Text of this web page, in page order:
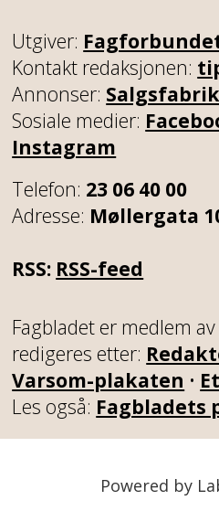
Utgiver:
Kontakt redaksjonen:
Annonser:
Sosiale medier:
Instagram
Telefon: 23 06 40 00
Adresse: Møllergata
RSS: RSS-feed
Fagbladet er medlem av
redigeres etter:
Varsom-plakaten •
Les også: Fagbladets
Powered by